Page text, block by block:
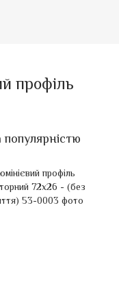
профіль
популярністю